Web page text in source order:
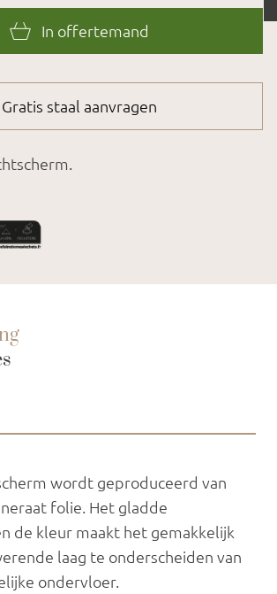
In offertemand
Gratis staal aanvragen
wordt geproduceerd van
folie. Het gladde
de kleur maakt het gemakkelijk
laag te onderscheiden van
ondervloer.